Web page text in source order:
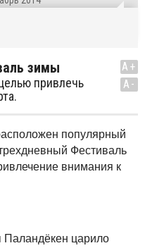
зимы
привлечь
A+
A-
популярный
Фестиваль
внимания к
Паландёкен царило